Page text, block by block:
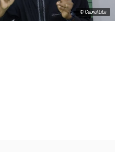
© Cabral Libii